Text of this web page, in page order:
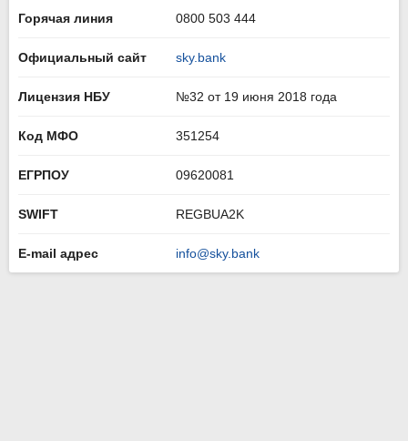
Горячая линия 0800 503 444
Официальный сайт sky.bank
Лицензия НБУ №32 от 19 июня 2018 года
Код МФО 351254
ЕГРПОУ 09620081
SWIFT REGBUA2K
E-mail адрес info@sky.bank